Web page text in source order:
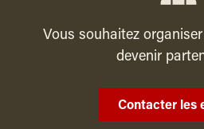
Vous souhaitez
devenir
Contacter les